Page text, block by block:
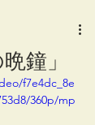
鐘」
f7e4dc_8e
360p/mp